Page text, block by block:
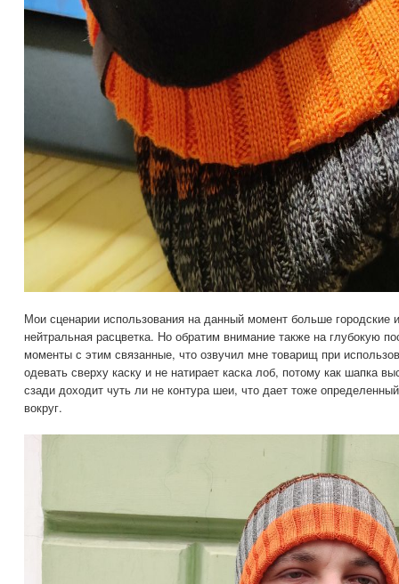
Мои сценарии использования на данный момент больше городские
нейтральная расцветка. Но обратим внимание также на глубокую
моменты с этим связанные, что озвучил мне товарищ при
одевать сверху каску и не натирает каска лоб, потому как шапка
сзади доходит чуть ли не контура шеи, что дает тоже
вокруг.